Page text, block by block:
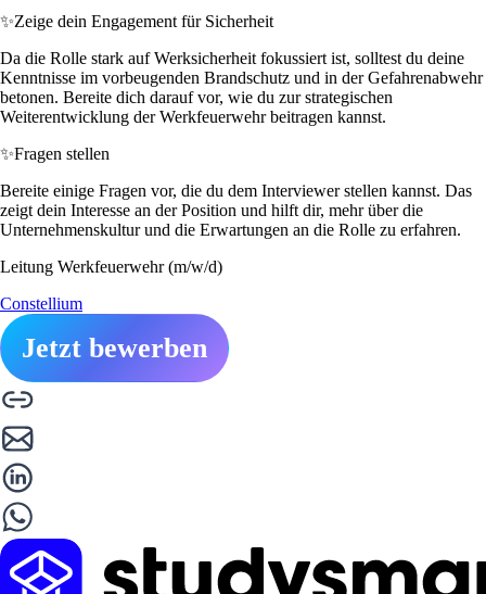
✨Zeige dein Engagement für Sicherheit
Da die Rolle stark auf Werksicherheit fokussiert ist, solltest du deine
Kenntnisse im vorbeugenden Brandschutz und in der Gefahrenabwehr
betonen. Bereite dich darauf vor, wie du zur strategischen
Weiterentwicklung der Werkfeuerwehr beitragen kannst.
✨Fragen stellen
Bereite einige Fragen vor, die du dem Interviewer stellen kannst. Das
zeigt dein Interesse an der Position und hilft dir, mehr über die
Unternehmenskultur und die Erwartungen an die Rolle zu erfahren.
Leitung Werkfeuerwehr (m/w/d)
Constellium
Jetzt bewerben